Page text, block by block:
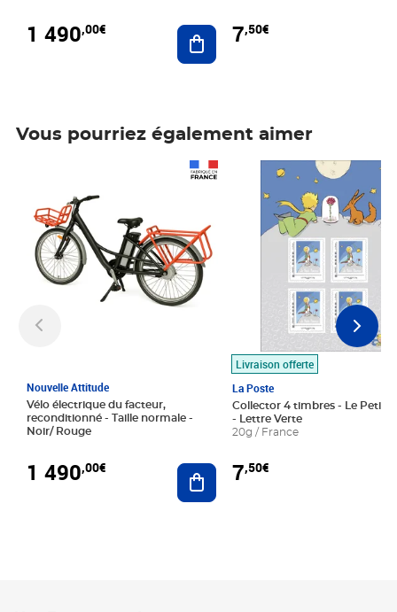
1 490,00€ Ajouter au panier
7,50€
Vous pourriez également aimer
Nouvelle Attitude
Vélo électrique du facteur,
reconditionné - Taille normale -
Noir/ Rouge
1 490,00€ Ajouter au panier
Livraison offerte
La Poste
Collector 4 timbres - Le Petit
- Lettre Verte
20g / France
7,50€
Prix 7,50€